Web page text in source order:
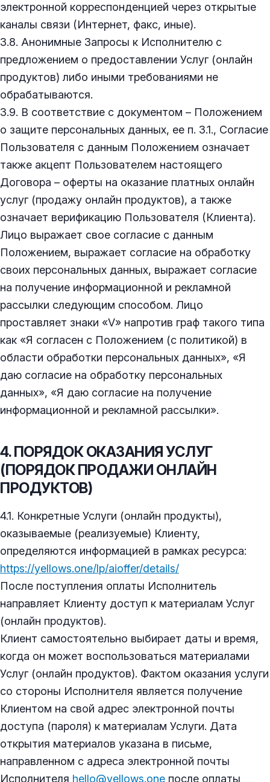
электронной корреспонденцией через открытые
каналы связи (Интернет, факс, иные).
3.8. Анонимные Запросы к Исполнителю с
предложением о предоставлении Услуг (онлайн
продуктов) либо иными требованиями не
обрабатываются.
3.9. В соответствие с документом – Положением
о защите персональных данных, ее п. 3.1., Согласие
Пользователя с данным Положением означает
также акцепт Пользователем настоящего
Договора – оферты на оказание платных онлайн
услуг (продажу онлайн продуктов), а также
означает верификацию Пользователя (Клиента).
Лицо выражает свое согласие с данным
Положением, выражает согласие на обработку
своих персональных данных, выражает согласие
на получение информационной и рекламной
рассылки следующим способом. Лицо
проставляет знаки «V» напротив граф такого типа
как «Я согласен с Положением (с политикой) в
области обработки персональных данных», «Я
даю согласие на обработку персональных
данных», «Я даю согласие на получение
информационной и рекламной рассылки».
4. ПОРЯДОК ОКАЗАНИЯ УСЛУГ
(ПОРЯДОК ПРОДАЖИ ОНЛАЙН
ПРОДУКТОВ)
4.1. Конкретные Услуги (онлайн продукты),
оказываемые (реализуемые) Клиенту,
определяются информацией в рамках ресурса:
https://yellows.one/lp/aioffer/details/
После поступления оплаты Исполнитель
направляет Клиенту доступ к материалам Услуг
(онлайн продуктов).
Клиент самостоятельно выбирает даты и время,
когда он может воспользоваться материалами
Услуг (онлайн продуктов). Фактом оказания услуги
со стороны Исполнителя является получение
Клиентом на свой адрес электронной почты
доступа (пароля) к материалам Услуги. Дата
открытия материалов указана в письме,
направленном с адреса электронной почты
Исполнителя hello@yellows.one после оплаты